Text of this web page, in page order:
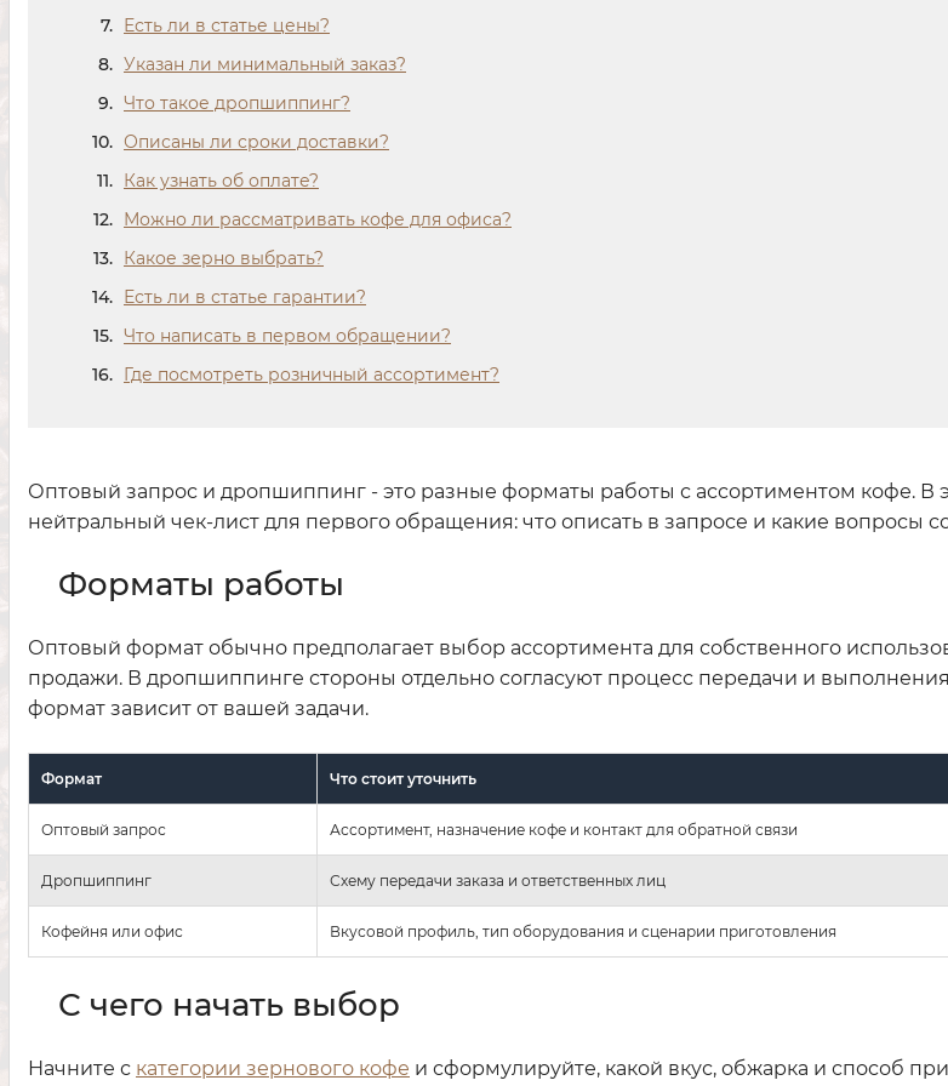
Есть ли в статье цены?
Указан ли минимальный заказ?
Что такое дропшиппинг?
Описаны ли сроки доставки?
Как узнать об оплате?
Можно ли рассматривать кофе для офиса?
Какое зерно выбрать?
Есть ли в статье гарантии?
Что написать в первом обращении?
Где посмотреть розничный ассортимент?
Оптовый запрос и дропшиппинг - это разные форматы работы с ассортиментом кофе. В
нейтральный чек-лист для первого обращения: что описать в запросе и какие вопросы
Форматы работы
Оптовый формат обычно предполагает выбор ассортимента для собственного
продажи. В дропшиппинге стороны отдельно согласуют процесс передачи и
формат зависит от вашей задачи.
Формат Что стоит уточнить
Оптовый запрос Ассортимент, назначение кофе и контакт для обратной связи
Дропшиппинг Схему передачи заказа и ответственных лиц
Кофейня или офис Вкусовой профиль, тип оборудования и сценарии приготовления
С чего начать выбор
Начните с категории зернового кофе и сформулируйте, какой вкус, обжарка и способ